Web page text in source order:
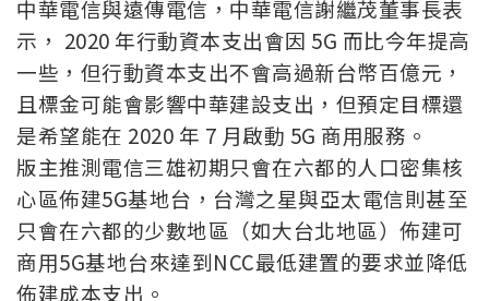
中華電信與遠傳電信，中華電信謝繼茂董事長表
示， 2020 年行動資本支出會因 5G 而比今年提高
一些，但行動資本支出不會高過新台幣百億元，
且標金可能會影響中華建設支出，但預定目標還
是希望能在 2020 年 7 月啟動 5G 商用服務。
版主推測電信三雄初期只會在六都的人口密集核
心區佈建5G基地台，台灣之星與亞太電信則甚至
只會在六都的少數地區（如大台北地區）佈建可
商用5G基地台來達到NCC最低建置的要求並降低
佈建成本支出。